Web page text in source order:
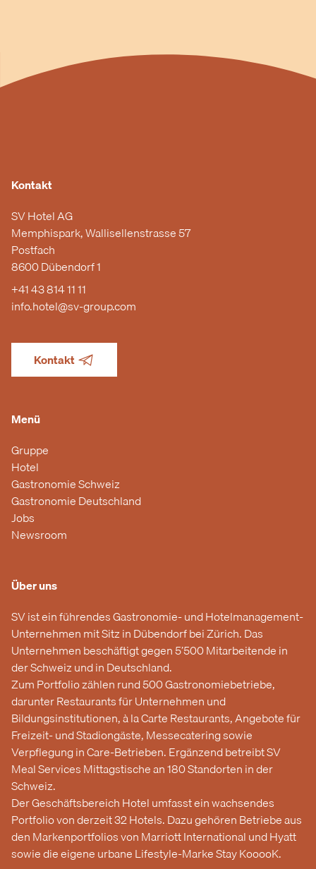
Kontakt
SV Hotel AG
Memphispark, Wallisellenstrasse 57
Postfach
8600 Dübendorf 1
+41 43 814 11 11
info.hotel@sv-group.com
Kontakt
Menü
Gruppe
Hotel
Gastronomie Schweiz
Gastronomie Deutschland
Jobs
Newsroom
Über uns
SV ist ein führendes Gastronomie- und Hotelmanagement-
Unternehmen mit Sitz in Dübendorf bei Zürich. Das
Unternehmen beschäftigt gegen 5’500 Mitarbeitende in
der Schweiz und in Deutschland.
Zum Portfolio zählen rund 500 Gastronomiebetriebe,
darunter Restaurants für Unternehmen und
Bildungsinstitutionen, à la Carte Restaurants, Angebote für
Freizeit- und Stadiongäste, Messecatering sowie
Verpflegung in Care-Betrieben. Ergänzend betreibt SV
Meal Services Mittagstische an 180 Standorten in der
Schweiz.
Der Geschäftsbereich Hotel umfasst ein wachsendes
Portfolio von derzeit 32 Hotels. Dazu gehören Betriebe aus
den Markenportfolios von Marriott International und Hyatt
sowie die eigene urbane Lifestyle-Marke Stay KooooK.